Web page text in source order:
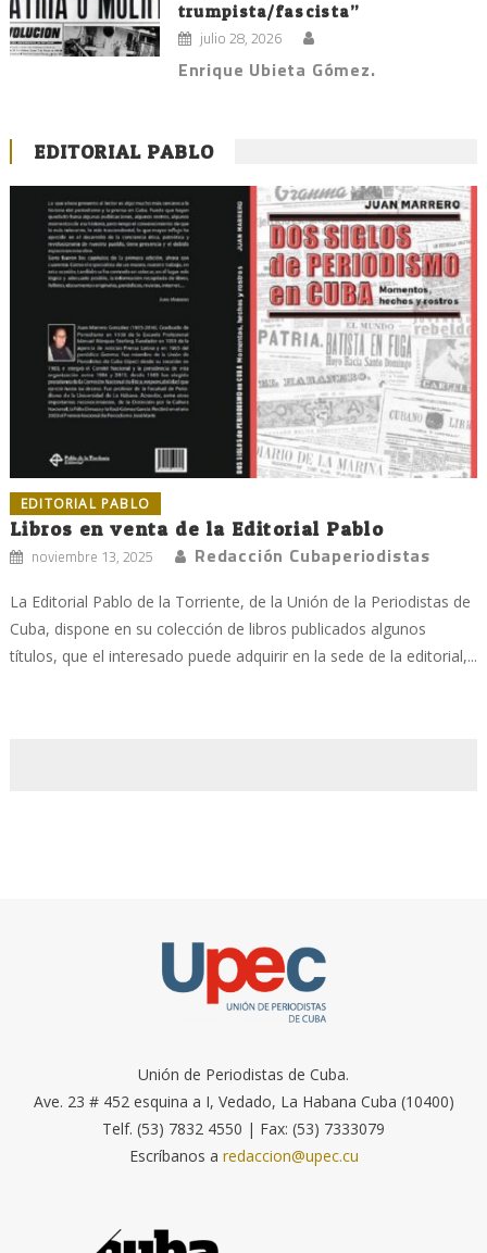
trumpista/fascista”
julio 28, 2026
Enrique Ubieta Gómez.
EDITORIAL PABLO
EDITORIAL PABLO
Libros en venta de la Editorial Pablo
noviembre 13, 2025 Redacción Cubaperiodistas
La Editorial Pablo de la Torriente, de la Unión de la Periodistas de
Cuba, dispone en su colección de libros publicados algunos
títulos, que el interesado puede adquirir en la sede de la editorial,...
Unión de Periodistas de Cuba.
Ave. 23 # 452 esquina a I, Vedado, La Habana Cuba (10400)
Telf. (53) 7832 4550 | Fax: (53) 7333079
Escríbanos a redaccion@upec.cu